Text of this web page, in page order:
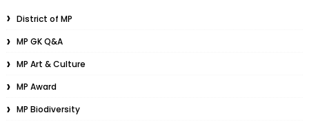
District of MP
MP GK Q&A
MP Art & Culture
MP Award
MP Biodiversity